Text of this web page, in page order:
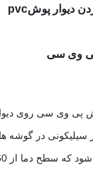
دیوار پوشpvc
وی سی
پی وی سی روی
سیلیکونی در
دیوار باید برای نصب دیوارپوش پی وی سی آماده و از هرگونه کثیفی و گرد و غبار تمیز شود